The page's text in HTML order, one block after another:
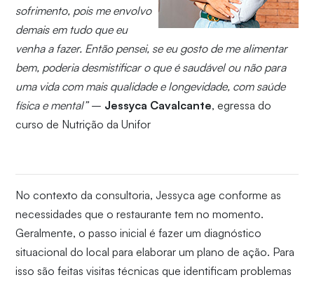
sofrimento, pois me envolvo
demais em tudo que eu
venha a fazer. Então pensei, se eu gosto de me alimentar
bem, poderia desmistificar o que é saudável ou não para
uma vida com mais qualidade e longevidade, com saúde
física e mental”– Jessyca Cavalcante, egressa do
curso de Nutrição da Unifor
No contexto da consultoria, Jessyca age conforme as
necessidades que o restaurante tem no momento.
Geralmente, o passo inicial é fazer um diagnóstico
situacional do local para elaborar um plano de ação. Para
isso são feitas visitas técnicas que identificam problemas